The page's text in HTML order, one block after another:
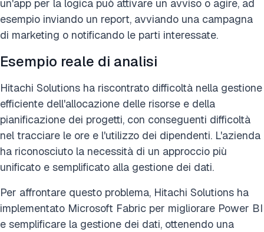
un'app per la logica può attivare un avviso o agire, ad
esempio inviando un report, avviando una campagna
di marketing o notificando le parti interessate.
Esempio reale di analisi
Hitachi Solutions ha riscontrato difficoltà nella gestione
efficiente dell'allocazione delle risorse e della
pianificazione dei progetti, con conseguenti difficoltà
nel tracciare le ore e l'utilizzo dei dipendenti. L'azienda
ha riconosciuto la necessità di un approccio più
unificato e semplificato alla gestione dei dati.
Per affrontare questo problema, Hitachi Solutions ha
implementato Microsoft Fabric per migliorare Power BI
e semplificare la gestione dei dati, ottenendo una